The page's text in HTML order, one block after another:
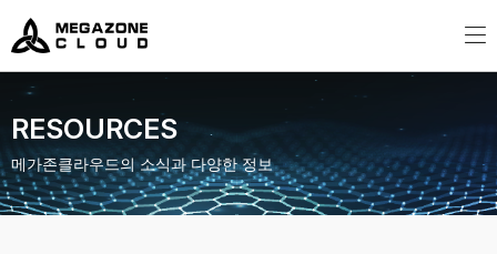
MegazoneCloud
디지털 전문 기업, 메가존클라우드
RESOURCES
메가존클라우드의 소식과 다양한 정보